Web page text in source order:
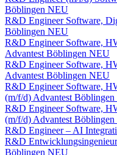
Böblingen NEU
R&D Engineer Software,
Böblingen NEU
R&D Engineer Software,
Advantest Böblingen NEU
R&D Engineer Software,
Advantest Böblingen NEU
R&D Engineer Software,
(m/f/d) Advantest Böblingen
R&D Engineer Software,
(m/f/d) Advantest Böblingen
R&D Engineer – AI
R&D
Böblingen NEU